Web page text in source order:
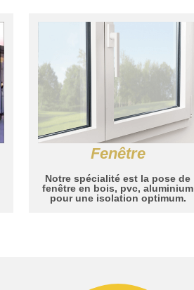
Fenêtre
Notre spécialité est la pose de
fenêtre en bois, pvc, aluminium
pour une isolation optimum.